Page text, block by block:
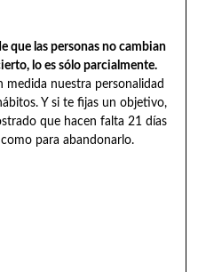
que las personas no cambian
lo es sólo parcialmente.
medida nuestra personalidad
Y si te fijas un objetivo,
que hacen falta 21 días
para abandonarlo.